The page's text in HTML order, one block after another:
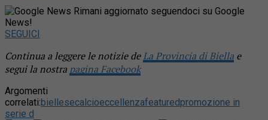
Rimani aggiornato seguendoci su Google
News!
SEGUICI
Continua a leggere le notizie deLa Provincia di Biella e
segui la nostra pagina Facebook
Argomenti
correlati:biellesecalcioeccellenzafeaturedpromozione in
serie d